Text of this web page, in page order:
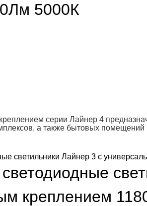
5000К
серии Лайнер 4
а также бытовых помещений
креплением